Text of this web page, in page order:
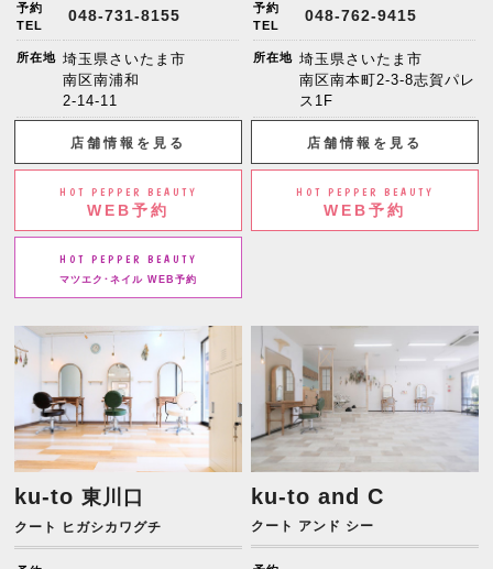
予約
TEL
048-731-8155
所在地 埼玉県さいたま市
南区南浦和
2-14-11
店舗情報を見る
HOT PEPPER BEAUTY
WEB予約
HOT PEPPER BEAUTY
マツエク･ネイル WEB予約
予約
TEL
048-762-9415
所在地 埼玉県さいたま市
南区南本町2-3-8志賀パレ
ス1F
店舗情報を見る
HOT PEPPER BEAUTY
WEB予約
ku-to東川口
クート ヒガシカワグチ
ku-to and C
クート アンド シー